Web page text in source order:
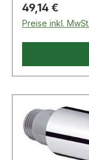
Regulärer
49,14 €
Preise inkl.